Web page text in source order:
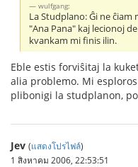
wulfgang:
La Studplano: Ĝi ne
"Ana Pana" kaj lecionoj
kvankam mi finis ilin.
Eble estis forviŝitaj la
alia problemo. Mi
plibonigi la studplanon,
Jev (แสดงโปรไฟล์)
1 สิงหาคม 2006, 22:53:51